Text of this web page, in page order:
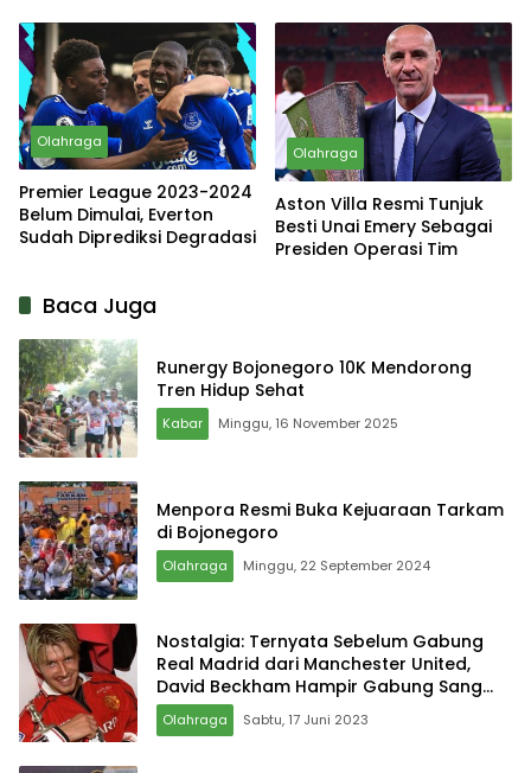
Hampir Gabung Sang Rival
Olahraga
Premier League 2023-2024
Belum Dimulai, Everton
Sudah Diprediksi Degradasi
Olahraga
Aston Villa Resmi Tunjuk
Besti Unai Emery Sebagai
Presiden Operasi Tim
Baca Juga
Runergy Bojonegoro 10K Mendorong
Tren Hidup Sehat
Kabar Minggu, 16 November 2025
Menpora Resmi Buka Kejuaraan Tarkam
di Bojonegoro
Olahraga Minggu, 22 September 2024
Nostalgia: Ternyata Sebelum Gabung
Real Madrid dari Manchester United,
David Beckham Hampir Gabung Sang
Rival
Olahraga Sabtu, 17 Juni 2023